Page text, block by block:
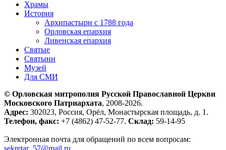
Храмы
История
Архипастыри с 1788 года
Орловская епархия
Ливенская епархия
Святые
Святыни
Музей
Для СМИ
© Орловская митрополия Русской Православной Церкви
Московского Патриархата, 2008-2026.
Адрес: 302023, Россия, Орёл, Монастырская площадь, д. 1.
Телефон, факс: +7 (4862) 47-52-77. Склад: 59-14-95
Электронная почта для обращений по всем вопросам:
sekretar_57@mail.ru.